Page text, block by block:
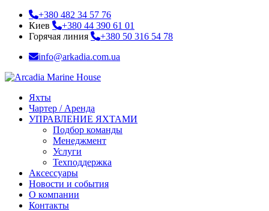
+380 482 34 57 76
Киев
+380 44 390 61 01
Горячая линия
+380 50 316 54 78
info@arkadia.com.ua
Яхты
Чартер / Аренда
УПРАВЛЕНИЕ ЯХТАМИ
Подбор команды
Менеджмент
Услуги
Техподдержка
Аксессуары
Новости и события
О компании
Контакты